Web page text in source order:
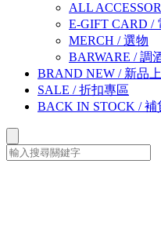
ALL
E-GIFT CARD /
MERCH /選物
BARWARE /調
BRAND NEW / 新品
SALE /折扣專區
BACK IN STOCK /補